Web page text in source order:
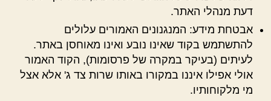
דעת מנהלי האתר.
אבטחת מידע: המנגנונים האמורים עלולים
להתשתמש בקוד שאינו נובע ואינו מאוחסן באתר.
לעיתים (בעיקר במקרה של פרסומות), הקוד האמור
אולי אפילו איננו במקורו באותו שרות צד ג' אלא אצל
מי מלקוחותיו.